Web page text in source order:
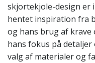
skjortekjole-design er
hentet inspiration fra
og hans brug af
hans fokus på detaljer
valg af materialer og